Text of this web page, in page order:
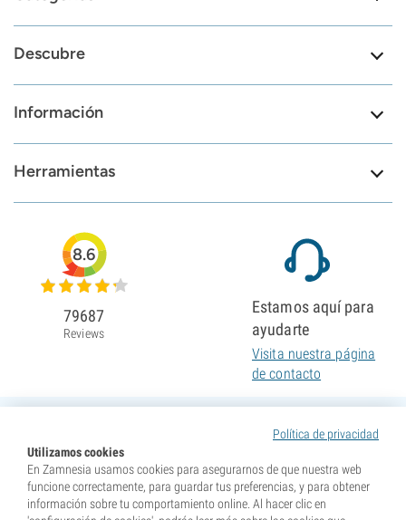
Descubre
Información
Herramientas
Política de privacidad
Utilizamos cookies
En Zamnesia usamos cookies para asegurarnos de que nuestra web
funcione correctamente, para guardar tus preferencias, y para obtener
información sobre tu comportamiento online. Al hacer clic en
8.6
79687
Reviews
Estamos aquí para
ayudarte
Visita nuestra página
de contacto